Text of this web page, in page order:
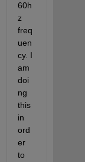
60h
z
freq
uen
cy. I
am
doi
ng
this
in
ord
er
to